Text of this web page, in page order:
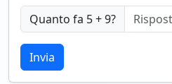
Quanto fa 5 + 9?
Invia